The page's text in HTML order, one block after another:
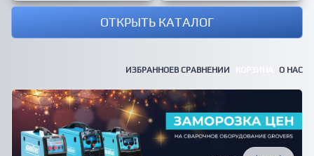
ОТКРЫТЬ КАТАЛОГ
ИЗБРАННОЕВ СРАВНЕНИИ О НАС